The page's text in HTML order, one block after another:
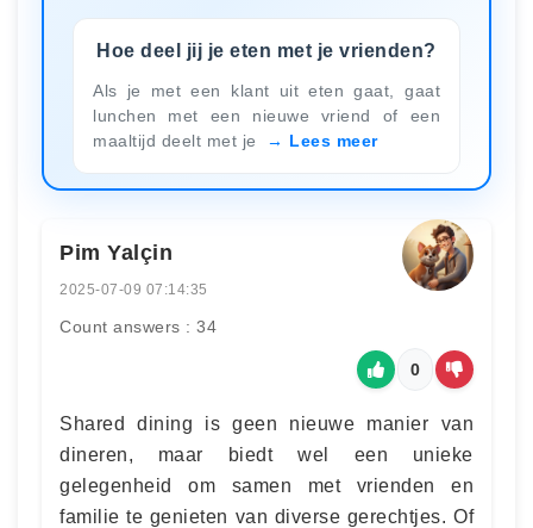
Hoe deel jij je eten met je vrienden?
Als je met een klant uit eten gaat, gaat
lunchen met een nieuwe vriend of een
maaltijd deelt met je
Lees meer
Pim Yalçin
2025-07-09 07:14:35
Count answers : 34
0
Shared dining is geen nieuwe manier van
dineren, maar biedt wel een unieke
gelegenheid om samen met vrienden en
familie te genieten van diverse gerechtjes. Of